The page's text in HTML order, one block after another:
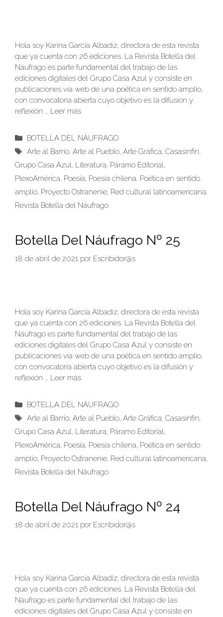
Hola soy Karina García Albadiz, directora de esta revista
que ya cuenta con 26 ediciones. La Revista Botella del
Náufrago es parte fundamental del trabajo de las
ediciones digitales del Grupo Casa Azul y consiste en
publicaciones vía web de una poética en sentido amplio,
con convocatoria abierta cuyo objetivo es la difusión y
reflexión … Leer más
Categorías
BOTELLA DEL NÁUFRAGO
Etiquetas
Arte al Barrio, Arte al Pueblo, Arte Gráfica, Casasinfin,
Grupo Casa Azul, Literatura, Páramo Editorial,
PlexoAmérica, Poesía, Poesía chilena, Poética en sentido
amplio, Proyecto Ostranenie, Red cultural latinoamericana,
Revista Botella del Náufrago
Botella Del Náufrago Nº 25
18 de abril de 2021 por Escribidor@s
Hola soy Karina García Albadiz, directora de esta revista
que ya cuenta con 26 ediciones. La Revista Botella del
Náufrago es parte fundamental del trabajo de las
ediciones digitales del Grupo Casa Azul y consiste en
publicaciones vía web de una poética en sentido amplio,
con convocatoria abierta cuyo objetivo es la difusión y
reflexión … Leer más
Categorías
BOTELLA DEL NÁUFRAGO
Etiquetas
Arte al Barrio, Arte al Pueblo, Arte Gráfica, Casasinfin,
Grupo Casa Azul, Literatura, Páramo Editorial,
PlexoAmérica, Poesía, Poesía chilena, Poética en sentido
amplio, Proyecto Ostranenie, Red cultural latinoamericana,
Revista Botella del Náufrago
Botella Del Náufrago Nº 24
18 de abril de 2021 por Escribidor@s
Hola soy Karina García Albadiz, directora de esta revista
que ya cuenta con 26 ediciones. La Revista Botella del
Náufrago es parte fundamental del trabajo de las
ediciones digitales del Grupo Casa Azul y consiste en